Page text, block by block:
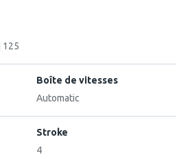
125
Boîte de vitesses
Automatic
Stroke
4